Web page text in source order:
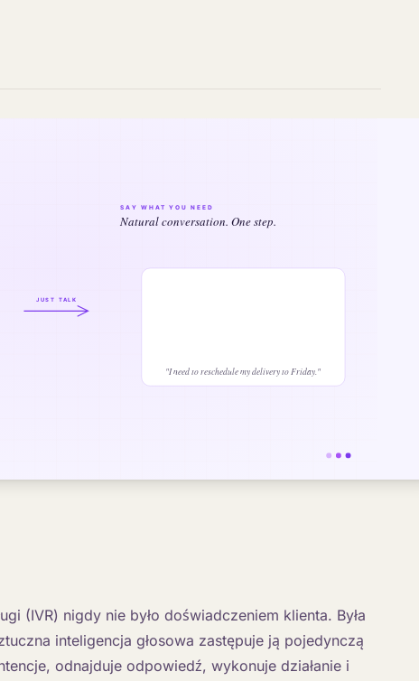
(IVR) nigdy nie było doświadczeniem klienta. Była
inteligencja głosowa zastępuje ją pojedynczą
odnajduje odpowiedź, wykonuje działanie i